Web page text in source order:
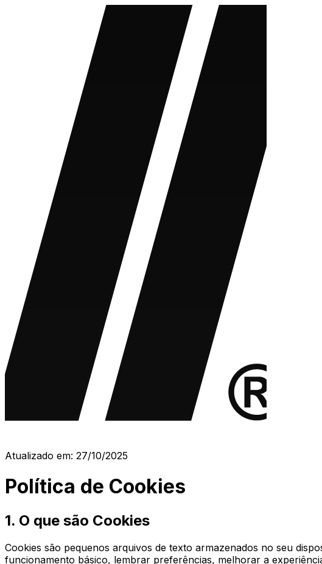
Atualizado em: 27/10/2025
Política de Cookies
1. O que são Cookies
Cookies são pequenos arquivos de texto armazenados no seu
funcionamento básico, lembrar preferências, melhorar a